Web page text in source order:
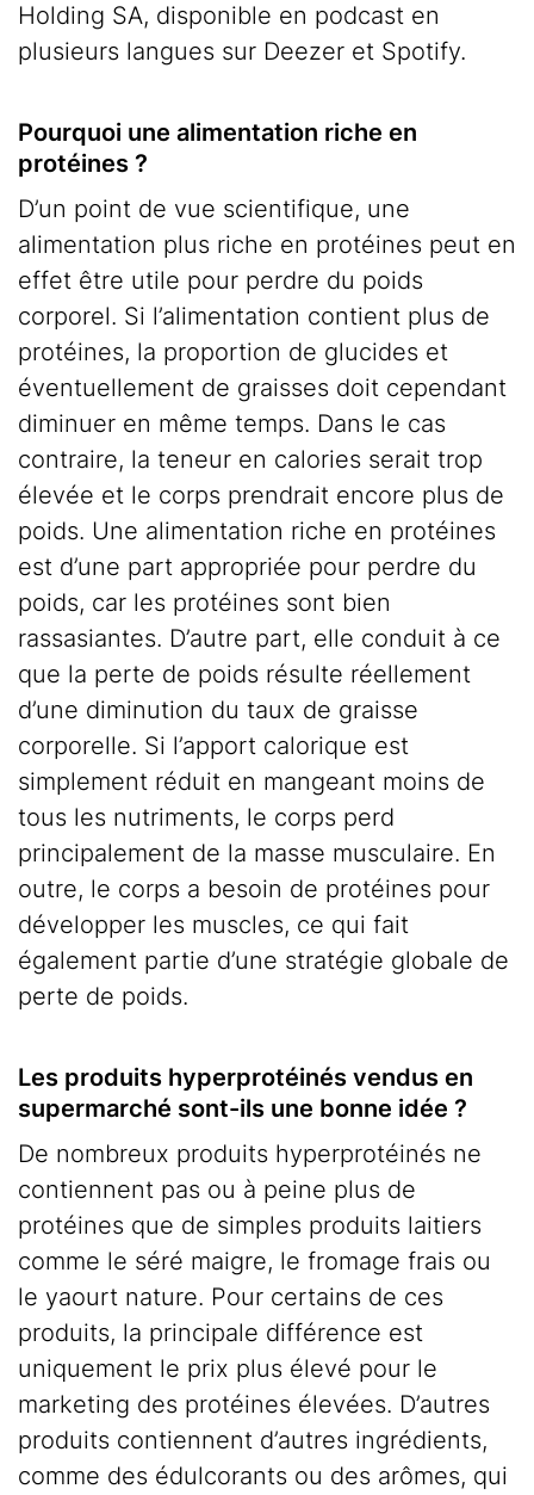
Holding SA, disponible en podcast en
plusieurs langues sur Deezer et Spotify.
Pourquoi une alimentation riche en
protéines ?
D’un point de vue scientifique, une
alimentation plus riche en protéines peut en
effet être utile pour perdre du poids
corporel. Si l’alimentation contient plus de
protéines, la proportion de glucides et
éventuellement de graisses doit cependant
diminuer en même temps. Dans le cas
contraire, la teneur en calories serait trop
élevée et le corps prendrait encore plus de
poids. Une alimentation riche en protéines
est d’une part appropriée pour perdre du
poids, car les protéines sont bien
rassasiantes. D’autre part, elle conduit à ce
que la perte de poids résulte réellement
d’une diminution du taux de graisse
corporelle. Si l’apport calorique est
simplement réduit en mangeant moins de
tous les nutriments, le corps perd
principalement de la masse musculaire. En
outre, le corps a besoin de protéines pour
développer les muscles, ce qui fait
également partie d’une stratégie globale de
perte de poids.
Les produits hyperprotéinés vendus en
supermarché sont-ils une bonne idée ?
De nombreux produits hyperprotéinés ne
contiennent pas ou à peine plus de
protéines que de simples produits laitiers
comme le séré maigre, le fromage frais ou
le yaourt nature. Pour certains de ces
produits, la principale différence est
uniquement le prix plus élevé pour le
marketing des protéines élevées. D’autres
produits contiennent d’autres ingrédients,
comme des édulcorants ou des arômes, qui